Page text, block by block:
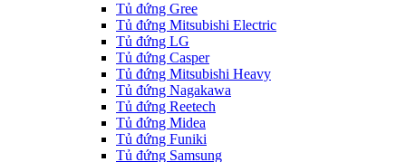
Tủ đứng Gree
Tủ đứng Mitsubishi Electric
Tủ đứng LG
Tủ đứng Casper
Tủ đứng Mitsubishi Heavy
Tủ đứng Nagakawa
Tủ đứng Reetech
Tủ đứng Midea
Tủ đứng Funiki
Tủ đứng Samsung